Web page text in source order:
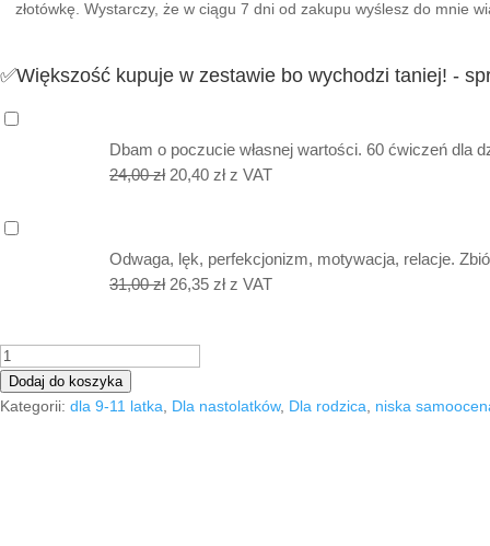
złotówkę. Wystarczy, że w ciągu 7 dni od zakupu wyślesz do mnie
✅Większość kupuje w zestawie bo wychodzi taniej! -
Dbam o poczucie własnej wartości. 60 ćwiczeń dla
24,00zł Pierwotna
24,00 zł.
20,40 złAktualna
20,40 zł.
z VAT
Odwaga, lęk, perfekcjonizm, motywacja, relacje.
31,00zł Pierwotna
26,35 złAktualna
z VAT
ilość
Dbam
o
Dodaj do koszyka
Kategorii: dla 9-11 latka Dla nastolatków, Dla rodzica niska